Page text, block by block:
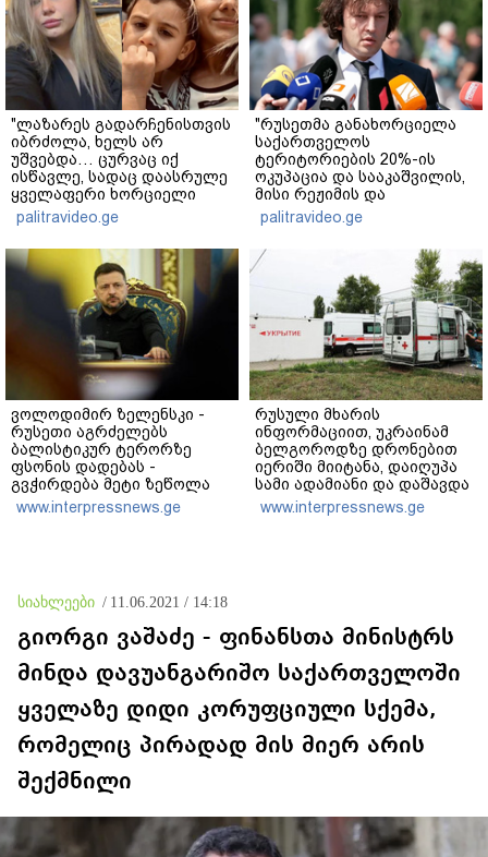
"ლაზარეს გადარჩენისთვის
იბრძოლა, ხელს არ
უშვებდა… ცურვაც იქ
ისწავლე, სადაც დაასრულე
ყველაფერი ხორციელი
ცხოვრებიდან" – რას წერს
ხობში დაღუპული დედა-
შვილის ახლობელი?
palitravideo.ge
"რუსეთმა განახორციელა
საქართველოს
ტერიტორიების 20%-ის
ოკუპაცია და სააკაშვილის,
მისი რეჟიმის და
"ნაცმოძრაობის" ღალატი
ვერანაირად ვერ
გადაფარავს ამ
დანაშაულს" - ირაკლი
palitravideo.ge
ვოლოდიმირ ზელენსკი -
რუსეთი აგრძელებს
ბალისტიკურ ტერორზე
ფსონის დადებას -
გვჭირდება მეტი ზეწოლა
www.interpressnews.ge
რუსული მხარის
ინფორმაციით, უკრაინამ
ბელგოროდზე დრონებით
იერიში მიიტანა, დაიღუპა
სამი ადამიანი და დაშავდა
25
www.interpressnews.ge
სიახლეები / 11.06.2021 / 14:18
გიორგი ვაშაძე - ფინანსთა მინისტრს
მინდა დავუანგარიშო საქართველოში
ყველაზე დიდი კორუფციული სქემა,
რომელიც პირადად მის მიერ არის
შექმნილი